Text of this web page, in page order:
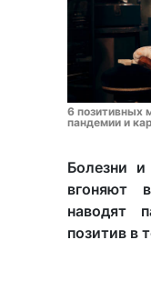
6 позитивных
пандемии и
Болезни
вгоняют
наводят
позитив в